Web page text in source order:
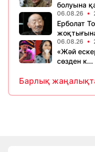
болуына
06.08.26
Ерболат
06.08.26
«Жәй
сөзден к...
Барлық